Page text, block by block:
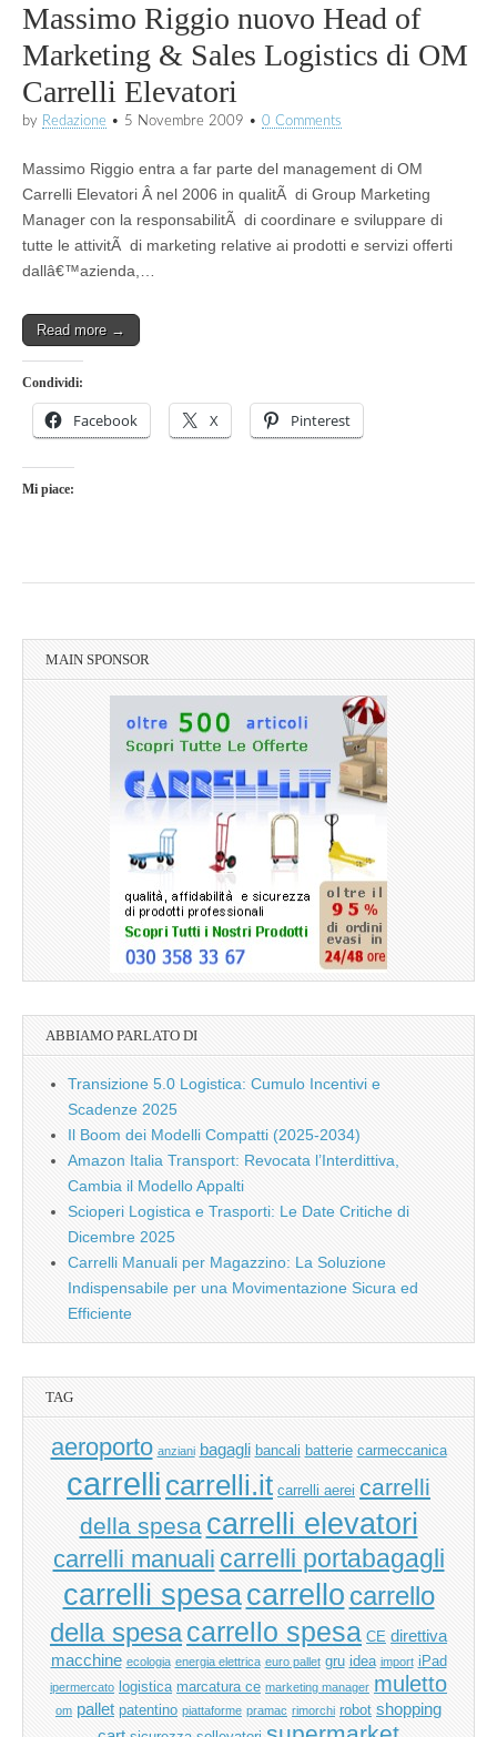
Massimo Riggio nuovo Head of
Marketing & Sales Logistics di OM
Carrelli Elevatori
by Redazione • 5 Novembre 2009 • 0 Comments
Massimo Riggio entra a far parte del management di OM
Carrelli Elevatori Â nel 2006 in qualitÃ di Group Marketing
Manager con la responsabilitÃ di coordinare e sviluppare di
tutte le attivitÃ di marketing relative ai prodotti e servizi offerti
dallâ€™azienda,…
Read more →
Condividi:
Facebook X Pinterest
Mi piace:
MAIN SPONSOR
ABBIAMO PARLATO DI
Transizione 5.0 Logistica: Cumulo Incentivi e
Scadenze 2025
Il Boom dei Modelli Compatti (2025-2034)
Amazon Italia Transport: Revocata l’Interdittiva,
Cambia il Modello Appalti
Scioperi Logistica e Trasporti: Le Date Critiche di
Dicembre 2025
Carrelli Manuali per Magazzino: La Soluzione
Indispensabile per una Movimentazione Sicura ed
Efficiente
TAG
aeroporto anziani bagagli bancali batterie carmeccanica
carrelli carrelli.it carrelli aerei carrelli
della spesa carrelli elevatori
carrelli manuali carrelli portabagagli
carrelli spesacarrello carrello
della spesacarrello spesa CE direttiva
macchine ecologia energia elettrica euro pallet gru idea import iPad
ipermercato logistica marcatura ce marketing manager muletto
om pallet patentino piattaforme pramac rimorchi robot shopping